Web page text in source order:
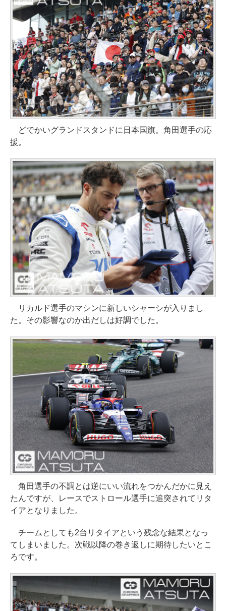
どでかいグランドスタンドに日本国旗。角田選手の応
援。
リカルド選手のマシンに新しいシャーシが入りまし
た。その影響なのか出だしは好調でした。
角田選手の不調とは逆にいい流れをつかんだかに見え
たんですが、レースでストロール選手に追突されてリタ
イアとなりました。
チームとしても2台リタイアという残念な結果となっ
てしまいました。次戦以降の巻き返しに期待したいとこ
ろです。